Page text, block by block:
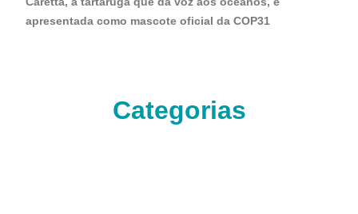
apresentada como mascote oficial da COP31
Categorias